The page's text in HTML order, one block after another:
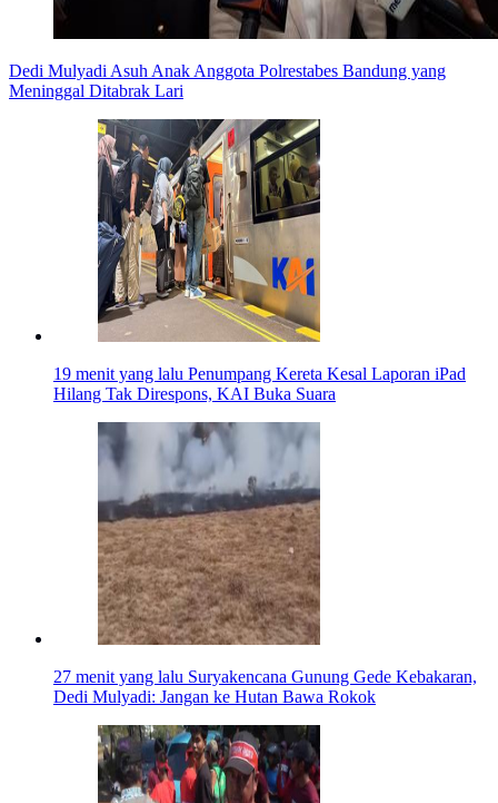
Dedi Mulyadi Asuh Anak Anggota Polrestabes Bandung yang
Meninggal Ditabrak Lari
19 menit yang lalu Penumpang Kereta Kesal Laporan iPad
Hilang Tak Direspons, KAI Buka Suara
27 menit yang lalu Suryakencana Gunung Gede Kebakaran,
Dedi Mulyadi: Jangan ke Hutan Bawa Rokok